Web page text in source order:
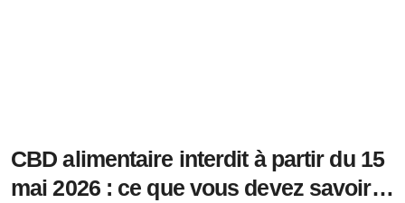
CBD alimentaire interdit à partir du 15
mai 2026 : ce que vous devez savoir